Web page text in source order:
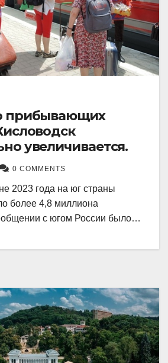
прибывающих
увеличивается.
0 COMMENTS
2023 года на юг страны
более 4,8 миллиона
с югом России было…